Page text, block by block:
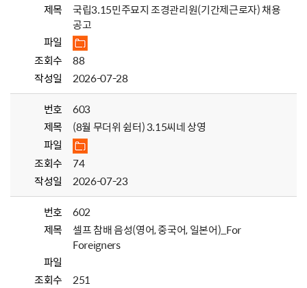
제목
국립3.15민주묘지 조경관리원(기간제근로자) 채용
공고
파일
조회수
88
작성일
2026-07-28
번호
603
제목
(8월 무더위 쉼터) 3.15씨네 상영
파일
조회수
74
작성일
2026-07-23
번호
602
제목
셀프 참배 음성(영어, 중국어, 일본어)_For
Foreigners
파일
조회수
251